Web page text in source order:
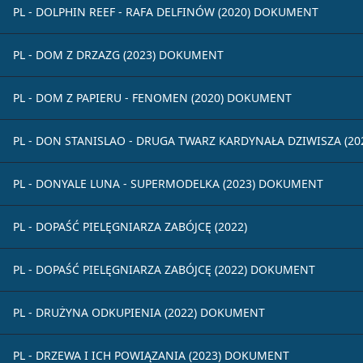
PL - DOLPHIN REEF - RAFA DELFINÓW (2020) DOKUMENT
PL - DOM Z DRZAZG (2023) DOKUMENT
PL - DOM Z PAPIERU - FENOMEN (2020) DOKUMENT
PL - DON STANISLAO - DRUGA TWARZ KARDYNAŁA DZIWISZA
PL - DONYALE LUNA - SUPERMODELKA (2023) DOKUMENT
PL - DOPAŚĆ PIELĘGNIARZA ZABÓJCĘ (2022)
PL - DOPAŚĆ PIELĘGNIARZA ZABÓJCĘ (2022) DOKUMENT
PL - DRUŻYNA ODKUPIENIA (2022) DOKUMENT
PL - DRZEWA I ICH POWIĄZANIA (2023) DOKUMENT